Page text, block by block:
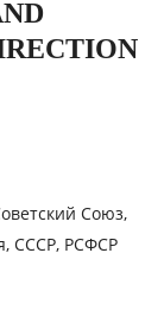
Союз,
СССР, РСФСР